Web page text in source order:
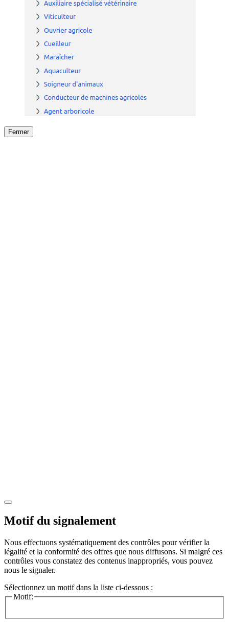
Fermer
Motif du signalement
Nous effectuons systématiquement des contrôles pour vérifier la
légalité et la conformité des offres que nous diffusons. Si malgré ces
contrôles vous constatez des contenus inappropriés, vous pouvez
nous le signaler.
Sélectionnez un motif dans la liste ci-dessous :
Motif: